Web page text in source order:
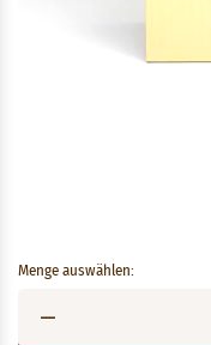
Menge auswählen: